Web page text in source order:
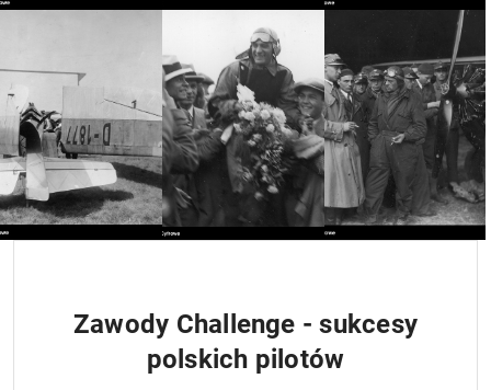
Zawody Challenge - sukcesy
polskich pilotów